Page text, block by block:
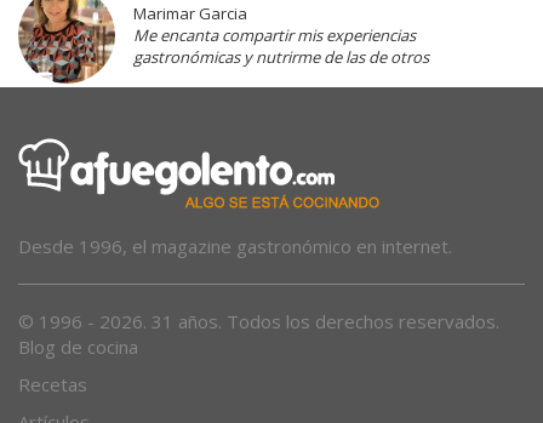
Marimar Garcia
Me encanta compartir mis experiencias
gastronómicas y nutrirme de las de otros
Desde 1996, el magazine gastronómico en internet.
© 1996 - 2026. 31 años. Todos los derechos reservados.
Blog de cocina
Recetas